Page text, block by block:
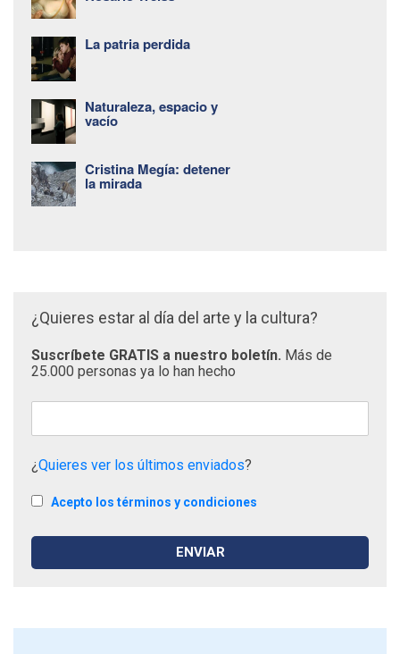
La patria perdida
Naturaleza, espacio y
vacío
Cristina Megía: detener
la mirada
¿Quieres estar al día del arte y la cultura?
Suscríbete GRATIS a nuestro boletín. Más de
25.000 personas ya lo han hecho
¿Quieres ver los últimos enviados?
Acepto los términos y condiciones